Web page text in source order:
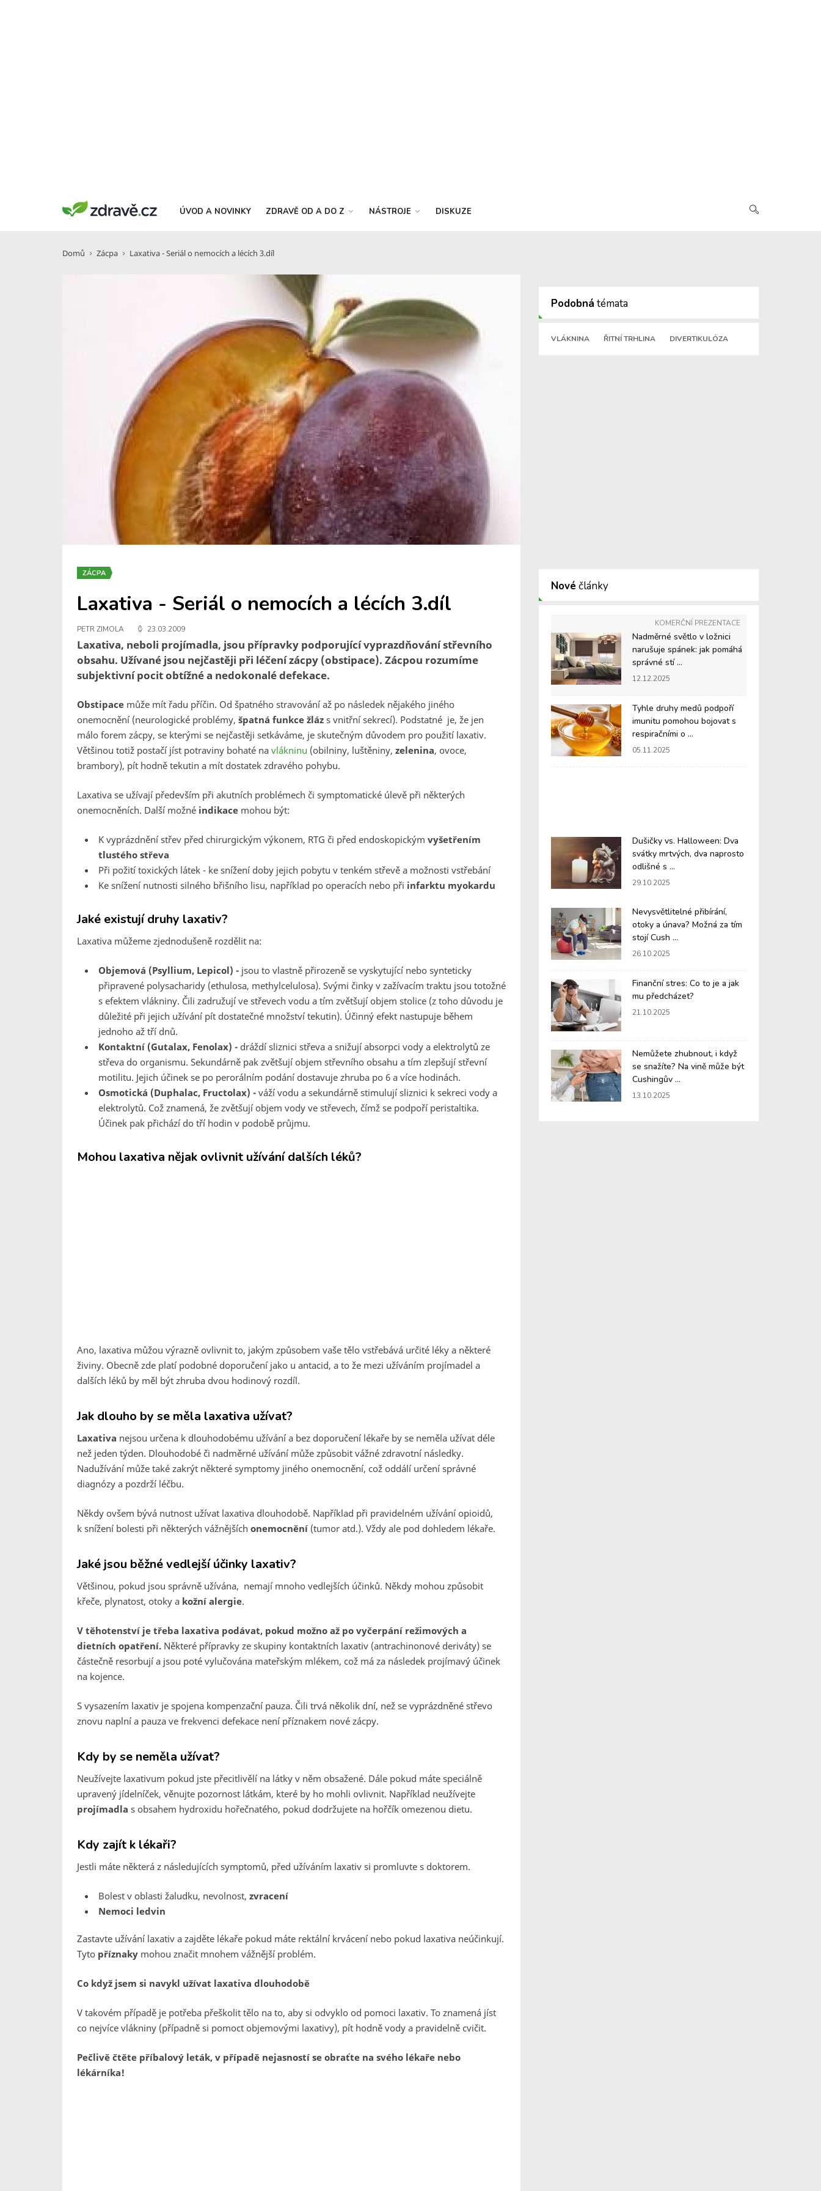
ÚVOD A NOVINKY ZDRAVĚ OD A DO Z NÁSTROJE DISKUZE
Domů Zácpa Laxativa - Seriál o nemocích a lécích 3.díl
ZÁCPA
Laxativa - Seriál o nemocích a lécích 3.díl
PETR ZIMOLA 23.03.2009
Laxativa, neboli projímadla, jsou přípravky podporující vyprazdňování střevního
obsahu. Užívané jsou nejčastěji při léčení zácpy (obstipace). Zácpou rozumíme
subjektivní pocit obtížné a nedokonalé defekace.
Obstipace může mít řadu příčin. Od špatného stravování až po následek nějakého jiného
onemocnění (neurologické problémy, špatná funkce žláz s vnitřní sekrecí). Podstatné je, že jen
málo forem zácpy, se kterými se nejčastěji setkáváme, je skutečným důvodem pro použití laxativ.
Většinou totiž postačí jíst potraviny bohaté na vlákninu (obilniny, luštěniny, zelenina, ovoce,
brambory), pít hodně tekutin a mít dostatek zdravého pohybu.
Laxativa se užívají především při akutních problémech či symptomatické úlevě při některých
onemocněních. Další možné indikace mohou být:
K vyprázdnění střev před chirurgickým výkonem, RTG či před endoskopickým vyšetřením
tlustého střeva
Při požití toxických látek - ke snížení doby jejich pobytu v tenkém střevě a možnosti vstřebání
Ke snížení nutnosti silného břišního lisu, například po operacích nebo při infarktu myokardu
Jaké existují druhy laxativ?
Laxativa můžeme zjednodušeně rozdělit na:
Objemová (Psyllium, Lepicol) - jsou to vlastně přirozeně se vyskytující nebo synteticky
připravené polysacharidy (ethulosa, methylcelulosa). Svými činky v zažívacím traktu jsou totožné
s efektem vlákniny. Čili zadružují ve střevech vodu a tím zvětšují objem stolice (z toho důvodu je
důležité při jejich užívání pít dostatečné množství tekutin). Účinný efekt nastupuje během
jednoho až tří dnů.
Kontaktní (Gutalax, Fenolax) - dráždí sliznici střeva a snižují absorpci vody a elektrolytů ze
střeva do organismu. Sekundárně pak zvětšují objem střevního obsahu a tím zlepšují střevní
motilitu. Jejich účinek se po perorálním podání dostavuje zhruba po 6 a více hodinách.
Osmotická (Duphalac, Fructolax) - váží vodu a sekundárně stimulují sliznici k sekreci vody a
elektrolytů. Což znamená, že zvětšují objem vody ve střevech, čímž se podpoří peristaltika.
Účinek pak přichází do tří hodin v podobě průjmu.
Mohou laxativa nějak ovlivnit užívání dalších léků?
Ano, laxativa můžou výrazně ovlivnit to, jakým způsobem vaše tělo vstřebává určité léky a některé
živiny. Obecně zde platí podobné doporučení jako u antacid, a to že mezi užíváním projímadel a
dalších léků by měl být zhruba dvou hodinový rozdíl.
Jak dlouho by se měla laxativa užívat?
Laxativa nejsou určena k dlouhodobému užívání a bez doporučení lékaře by se neměla užívat déle
než jeden týden. Dlouhodobé či nadměrné užívání může způsobit vážné zdravotní následky.
Nadužívání může také zakrýt některé symptomy jiného onemocnění, což oddálí určení správné
diagnózy a pozdrží léčbu.
Někdy ovšem bývá nutnost užívat laxativa dlouhodobě. Například při pravidelném užívání opioidů,
k snížení bolesti při některých vážnějších onemocnění (tumor atd.). Vždy ale pod dohledem lékaře.
Jaké jsou běžné vedlejší účinky laxativ?
Většinou, pokud jsou správně užívána, nemají mnoho vedlejších účinků. Někdy mohou způsobit
křeče, plynatost, otoky a kožní alergie.
V těhotenství je třeba laxativa podávat, pokud možno až po vyčerpání režimových a
dietních opatření. Některé přípravky ze skupiny kontaktních laxativ (antrachinonové deriváty) se
částečně resorbují a jsou poté vylučována mateřským mlékem, což má za následek projímavý účinek
na kojence.
S vysazením laxativ je spojena kompenzační pauza. Čili trvá několik dní, než se vyprázdněné střevo
znovu naplní a pauza ve frekvenci defekace není příznakem nové zácpy.
Kdy by se neměla užívat?
Neužívejte laxativum pokud jste přecitlivělí na látky v něm obsažené. Dále pokud máte speciálně
upravený jídelníček, věnujte pozornost látkám, které by ho mohli ovlivnit. Například neužívejte
projímadla s obsahem hydroxidu hořečnatého, pokud dodržujete na hořčík omezenou dietu.
Kdy zajít k lékaři?
Jestli máte některá z následujících symptomů, před užíváním laxativ si promluvte s doktorem.
Bolest v oblasti žaludku, nevolnost, zvracení
Nemoci ledvin
Zastavte užívání laxativ a zajděte lékaře pokud máte rektální krvácení nebo pokud laxativa neúčinkují.
Tyto příznaky mohou značit mnohem vážnější problém.
Co když jsem si navykl užívat laxativa dlouhodobě
V takovém případě je potřeba přeškolit tělo na to, aby si odvyklo od pomoci laxativ. To znamená jíst
co nejvíce vlákniny (případně si pomoct objemovými laxativy), pít hodně vody a pravidelně cvičit.
Pečlivě čtěte příbalový leták, v případě nejasností se obraťte na svého lékaře nebo
lékárníka!
Podobná témata
VLÁKNINA ŘITNÍ TRHLINA DIVERTIKULÓZA
Nové články
KOMERČNÍ PREZENTACE
Nadměrné světlo v ložnici
narušuje spánek: jak pomáhá
správné stí ...
12.12.2025
Tyhle druhy medů podpoří
imunitu pomohou bojovat s
respiračními o ...
05.11.2025
Dušičky vs. Halloween: Dva
svátky mrtvých, dva naprosto
odlišné s ...
29.10.2025
Nevysvětlitelné přibírání,
otoky a únava? Možná za tím
stojí Cush ...
26.10.2025
Finanční stres: Co to je a jak
mu předcházet?
21.10.2025
Nemůžete zhubnout, i když
se snažíte? Na vině může být
Cushingův ...
13.10.2025